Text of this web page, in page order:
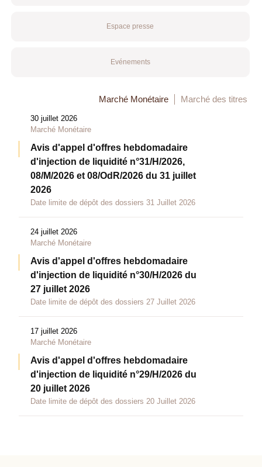
Espace presse
Evénements
Marché Monétaire Marché des titres
30 juillet 2026
Marché Monétaire
Avis d'appel d'offres hebdomadaire
d'injection de liquidité n°31/H/2026,
08/M/2026 et 08/OdR/2026 du 31 juillet
2026
Date limite de dépôt des dossiers 31 Juillet 2026
24 juillet 2026
Marché Monétaire
Avis d'appel d'offres hebdomadaire
d'injection de liquidité n°30/H/2026 du
27 juillet 2026
Date limite de dépôt des dossiers 27 Juillet 2026
17 juillet 2026
Marché Monétaire
Avis d'appel d'offres hebdomadaire
d'injection de liquidité n°29/H/2026 du
20 juillet 2026
Date limite de dépôt des dossiers 20 Juillet 2026